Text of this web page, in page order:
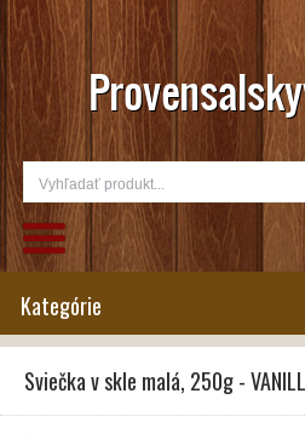
Kategórie
Sviečka v skle malá, 250g -